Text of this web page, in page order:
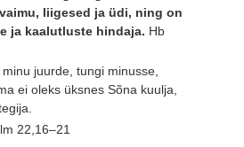
liigesed ja üdi, ning on
ja kaalutluste hindaja. Hb
juurde, tungi minusse,
ei oleks üksnes Sõna kuulja,
22,16–21